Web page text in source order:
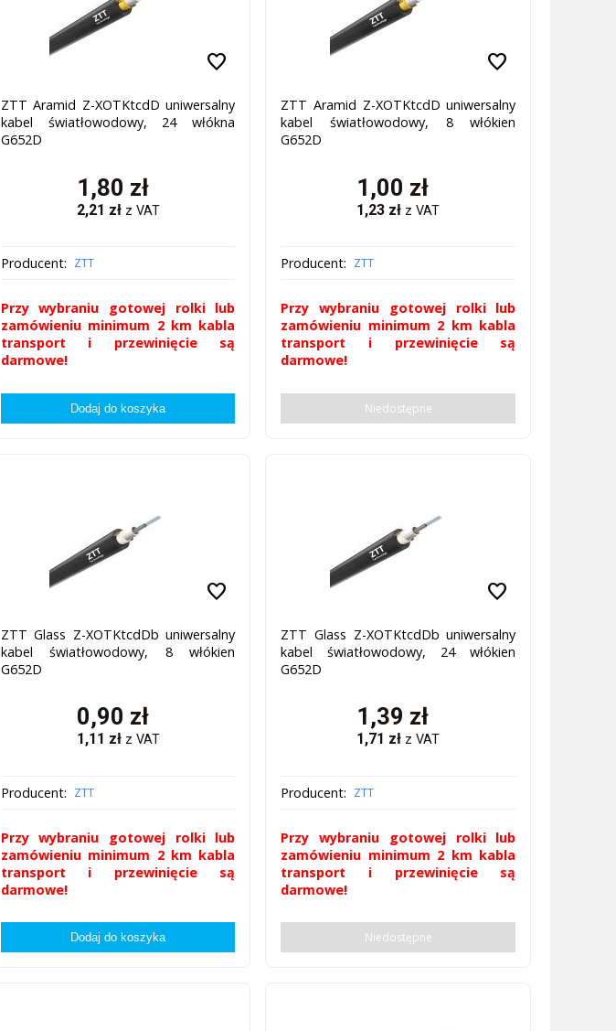
favorite
ZTT Aramid Z-XOTKtcdD uniwersalny
kabel światłowodowy, 24 włókna
G652D
1,80 zł
2,21 zł z VAT
Producent: ZTT
Przy wybraniu gotowej rolki lub
zamówieniu minimum 2 km kabla
transport i przewinięcie są
darmowe!
favorite
ZTT Aramid Z-XOTKtcdD uniwersalny
kabel światłowodowy, 8 włókien
G652D
1,00 zł
1,23 zł z VAT
Producent: ZTT
Przy wybraniu gotowej rolki lub
zamówieniu minimum 2 km kabla
transport i przewinięcie są
darmowe!
Niedostępne
favorite
ZTT Glass Z-XOTKtcdDb uniwersalny
kabel światłowodowy, 8 włókien
G652D
0,90 zł
1,11 zł z VAT
Producent: ZTT
Przy wybraniu gotowej rolki lub
zamówieniu minimum 2 km kabla
transport i przewinięcie są
darmowe!
favorite
ZTT Glass Z-XOTKtcdDb uniwersalny
kabel światłowodowy, 24 włókien
G652D
1,39 zł
1,71 zł z VAT
Producent: ZTT
Przy wybraniu gotowej rolki lub
zamówieniu minimum 2 km kabla
transport i przewinięcie są
darmowe!
Niedostępne